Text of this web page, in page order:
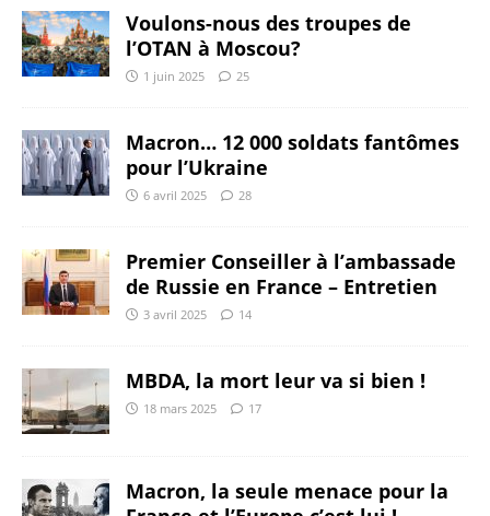
Voulons-nous des troupes de
l’OTAN à Moscou?
1 juin 2025 25
Macron… 12 000 soldats fantômes
pour l’Ukraine
6 avril 2025 28
Premier Conseiller à l’ambassade
de Russie en France – Entretien
3 avril 2025 14
MBDA, la mort leur va si bien !
18 mars 2025 17
Macron, la seule menace pour la